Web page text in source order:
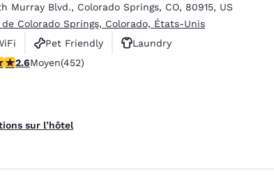
Murray Blvd., Colorado Springs, CO, 80915, US
Colorado Springs, Colorado, États-Unis
Pet Friendly
Laundry
Moyen. 452 commentaires
2.6Moyen(452)
sur l’hôtel